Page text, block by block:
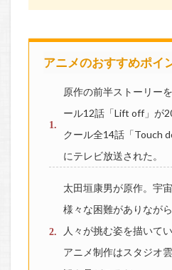
アニメのおすすめポイ
原作の前半ストーリー
ール12話「Lift off」が
クール全14話「Touch
にテレビ放送された。
太田垣康男が原作。宇
様々な困難がありなが
人々が挑む姿を描いて
アニメ制作はスタジオ